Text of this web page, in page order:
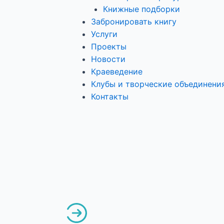
Книжные подборки
Забронировать книгу
Услуги
Проекты
Новости
Краеведение
Клубы и творческие
Контакты